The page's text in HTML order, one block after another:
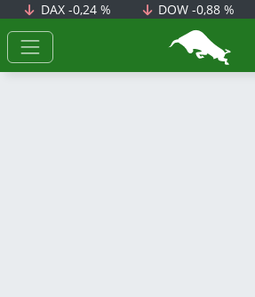
DAX -0,24 % DOW-0,88 %
BörsenNEWS.de